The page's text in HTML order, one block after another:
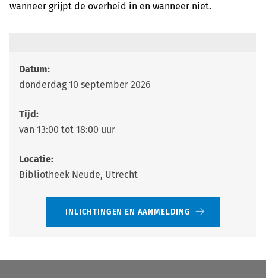
wanneer grijpt de overheid in en wanneer niet.
Datum:
donderdag 10 september 2026
Tijd:
van 13:00 tot 18:00 uur
Locatie:
Bibliotheek Neude, Utrecht
INLICHTINGEN EN AANMELDING